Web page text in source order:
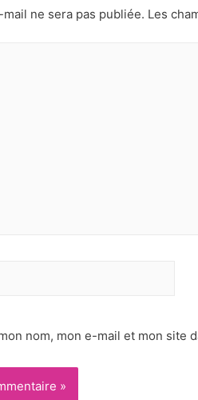
ne sera pas publiée. Les
nom, mon e-mail et mon site